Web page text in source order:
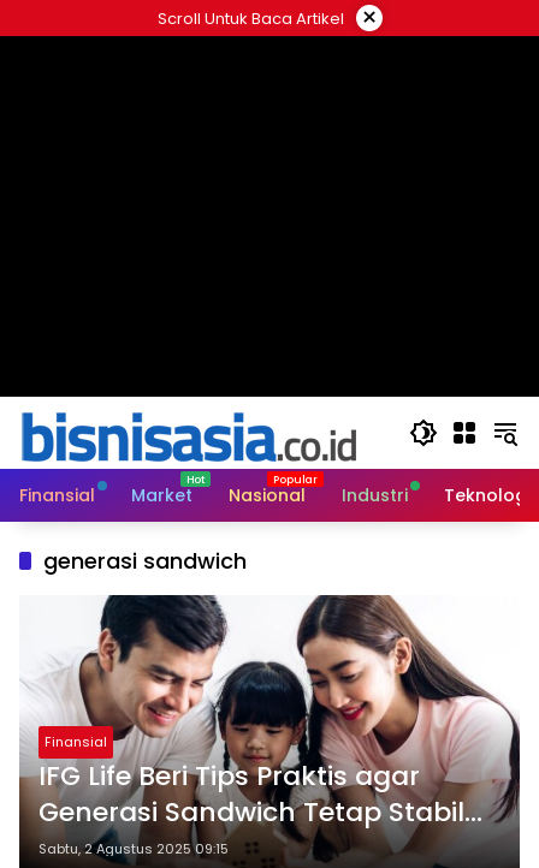
ke
Scroll Untuk Baca Artikel ×
Finansial Market Nasional Industri Teknologi
generasi sandwich
Finansial
IFG Life Beri Tips Praktis agar
Generasi Sandwich Tetap Stabil
Finansial
Sabtu, 2 Agustus 2025 09:15